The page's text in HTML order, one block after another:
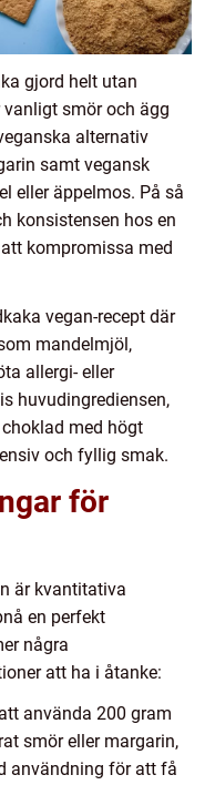
gjord helt utan
smör och ägg
alternativ
samt vegansk
eller äppelmos. På så
konsistensen hos en
kompromissa med
vegan-recept där
mandelmjöl,
allergi- eller
huvudingrediensen,
med högt
och fyllig smak.
för
är kvantitativa
en perfekt
några
att ha i åtanke:
använda 200 gram
smör eller margarin,
användning för att få